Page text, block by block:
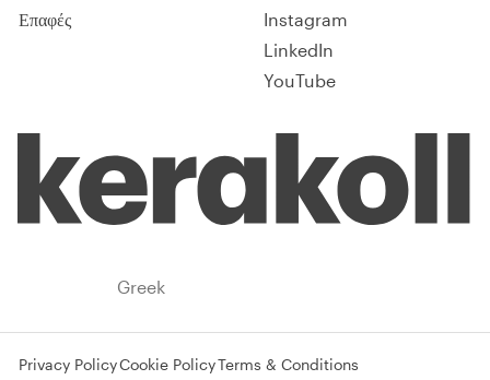
Επαφές
Instagram
LinkedIn
YouTube
Greek
Privacy PolicyCookie PolicyTerms & Conditions